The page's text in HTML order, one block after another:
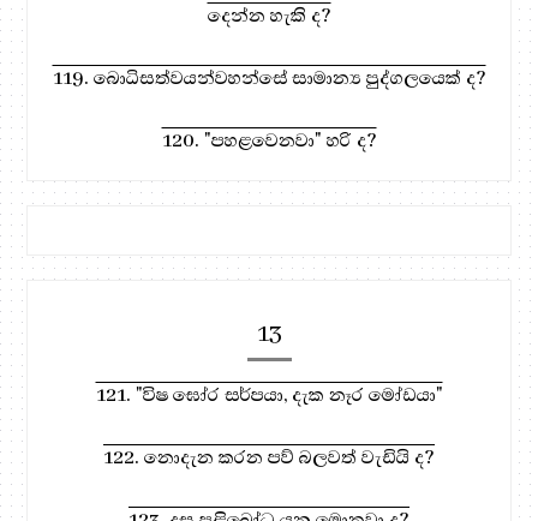
දෙන්න හැකි ද?
119. බොධිසත්වයන්වහන්සේ සාමාන්‍ය පුද්ගලයෙක් ද?
120. "පහළවෙනවා" හරි ද?
13
121. "විෂ ඝෝර සර්පයා, දැක නෑර මෝඩයා"
122. නොදැන කරන පව් බලවත් වැඩියි ද?